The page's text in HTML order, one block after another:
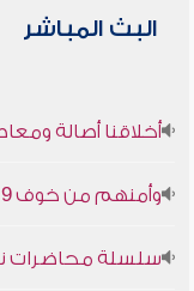
البث المباشر
أخلاقنا أصالة
وأمنهم من خوف 9
سلسلة محاضرات